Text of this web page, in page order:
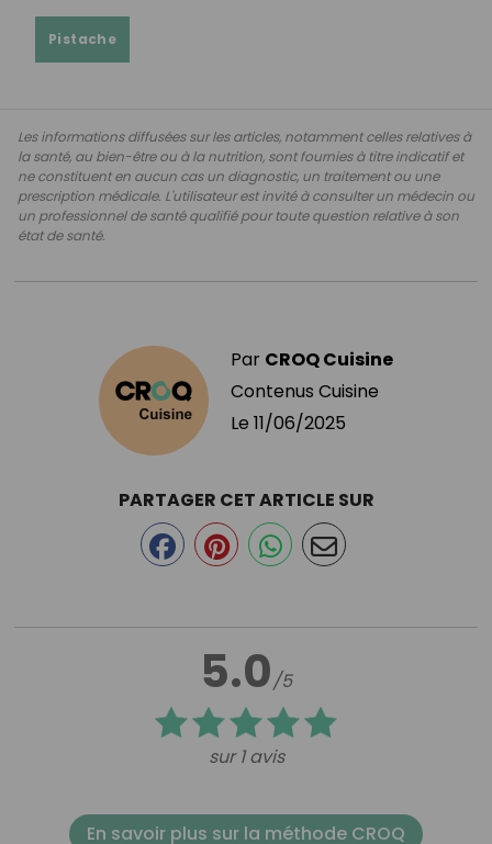
Pistache
Les informations diffusées sur les articles, notamment celles relatives à
la santé, au bien-être ou à la nutrition, sont fournies à titre indicatif et
ne constituent en aucun cas un diagnostic, un traitement ou une
prescription médicale. L'utilisateur est invité à consulter un médecin ou
un professionnel de santé qualifié pour toute question relative à son
état de santé.
Par CROQ Cuisine
Contenus Cuisine
Le 11/06/2025
5.0/5
sur 1 avis
PARTAGER CET ARTICLE SUR
En savoir plus sur la méthode CROQ